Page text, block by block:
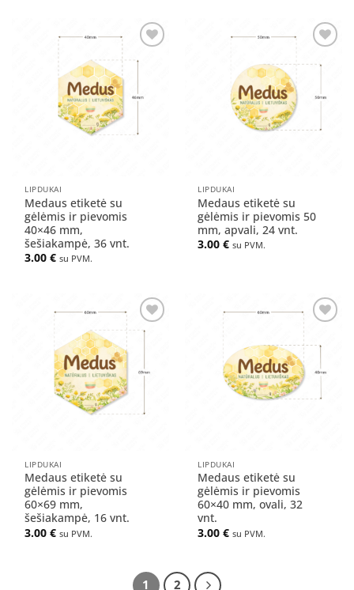
Pridėti
LIPDUKAI
Medaus etiketė su
gėlėmis ir pievomis
40×46 mm,
šešiakampė, 36 vnt.
3.00€ su PVM.
į norų
LIPDUKAI
Medaus etiketė su
gėlėmis ir pievomis 50
mm, apvali, 24 vnt.
3.00€ su PVM.
Pridėti
LIPDUKAI
Medaus etiketė su
gėlėmis ir pievomis
60×69 mm,
šešiakampė, 16 vnt.
3.00€ su PVM.
į norų
LIPDUKAI
Medaus etiketė su
gėlėmis ir pievomis
60×40 mm, ovali, 32
vnt.
3.00€ su PVM.
1 2